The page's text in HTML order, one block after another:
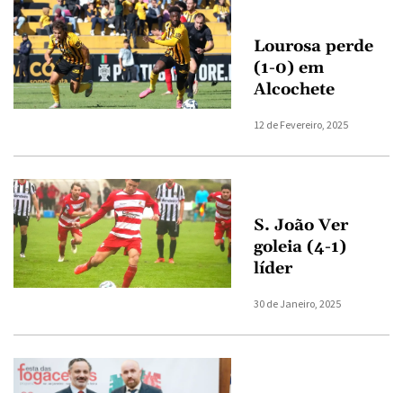
Lourosa perde
(1-0) em
Alcochete
12 de Fevereiro, 2025
S. João Ver
goleia (4-1)
líder
30 de Janeiro, 2025